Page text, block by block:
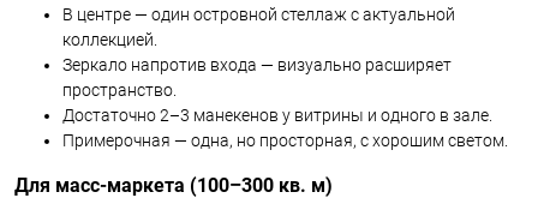
В центре — один островной стеллаж с актуальной
коллекцией.
Зеркало напротив входа — визуально расширяет
пространство.
Достаточно 2–3 манекенов у витрины и одного в зале.
Примерочная — одна, но просторная, с хорошим светом.
Для масс-маркета (100–300 кв. м)